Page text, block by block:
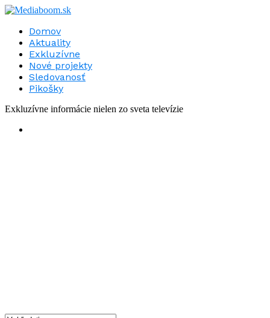
Domov
Aktuality
Exkluzívne
Nové projekty
Sledovanosť
Pikošky
Exkluzívne informácie nielen zo sveta televízie